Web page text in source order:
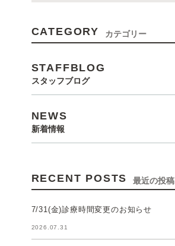
CATEGORY カテゴリー
STAFFBLOG
スタッフブログ
NEWS
新着情報
RECENT POSTS 最近の投稿
7/31(金)診療時間変更のお知らせ
2026.07.31